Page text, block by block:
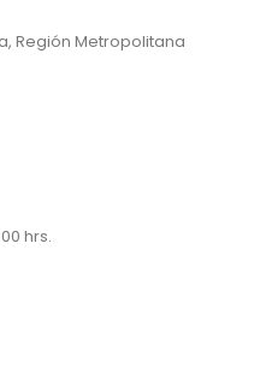
Región Metropolitana
hrs.